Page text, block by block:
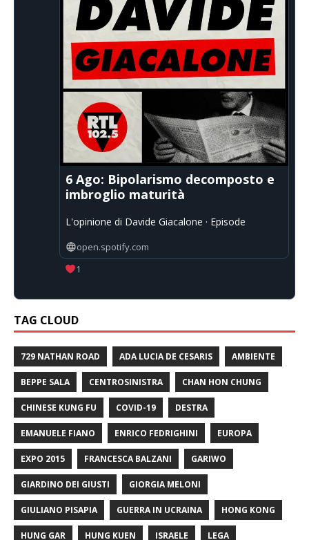
6 Ago: Bipolarismo decomposto e
imbroglio maturità
L'opinione di Davide Giacalone · Episode
open.spotify.com
1
TAG CLOUD
729 NATHAN ROAD ADA LUCIA DE CESARIS AMBIENTE
BEPPE SALA CENTROSINISTRA CHAN HON CHUNG
CHINESE KUNG FU COVID-19 DESTRA
EMANUELE FIANO ENRICO FEDRIGHINI EUROPA
EXPO 2015 FRANCESCA BALZANI GARIWO
GIARDINO DEI GIUSTI GIORGIA MELONI
GIULIANO PISAPIA GUERRA IN UCRAINA HONG KONG
HUNG GAR HUNG KUEN ISRAELE LEGA